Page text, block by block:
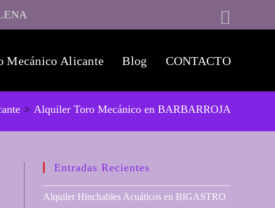
Mecánico Alicante Blog CONTACTO
> Alquiler Toro Mecánico en BARBARROJA
Entradas Recientes
Alquiler Hinchables Acuáticos en BIGASTRO